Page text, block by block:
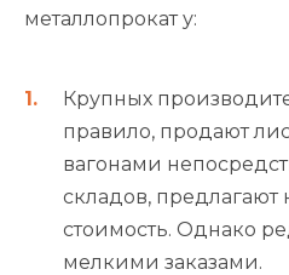
металлопрокат у:
Крупных
правило, продают
вагонами
складов,
стоимость. Однако
мелкими заказами.